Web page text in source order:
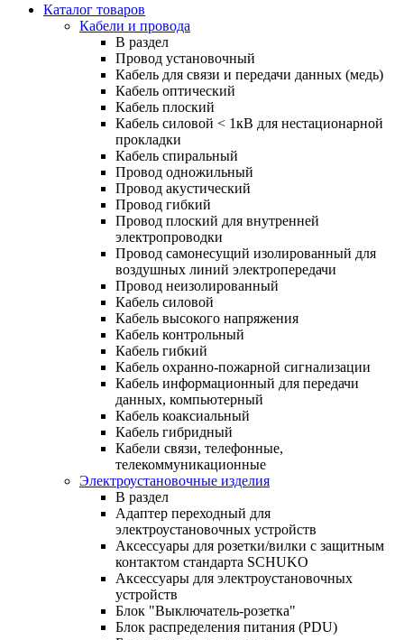
Каталог товаров
Кабели и провода
В раздел
Провод установочный
Кабель для связи и передачи данных (медь)
Кабель оптический
Кабель плоский
Кабель силовой < 1кВ для нестационарной
прокладки
Кабель спиральный
Провод одножильный
Провод акустический
Провод гибкий
Провод плоский для внутренней
электропроводки
Провод самонесущий изолированный для
воздушных линий электропередачи
Провод неизолированный
Кабель силовой
Кабель высокого напряжения
Кабель контрольный
Кабель гибкий
Кабель охранно-пожарной сигнализации
Кабель информационный для передачи
данных, компьютерный
Кабель коаксиальный
Кабель гибридный
Кабели связи, телефонные,
телекоммуникационные
Электроустановочные изделия
В раздел
Адаптер переходный для
электроустановочных устройств
Аксессуары для розетки/вилки с защитным
контактом стандарта SCHUKO
Аксессуары для электроустановочных
устройств
Блок "Выключатель-розетка"
Блок распределения питания (PDU)